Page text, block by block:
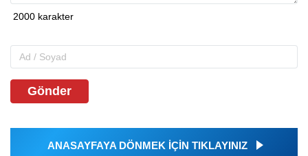
Gönder
ANASAYFAYA DÖNMEK İÇİN TIKLAYINIZ